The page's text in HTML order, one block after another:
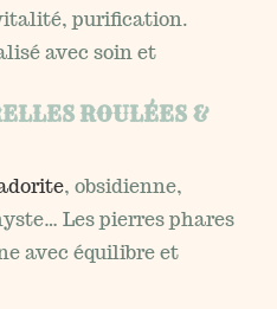
purification.
avec soin et
ROULÉES &
, obsidienne,
Les pierres phares
avec équilibre et